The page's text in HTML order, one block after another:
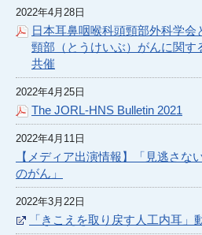
2022年4月28日
日本耳鼻咽喉科頭頸部外科学会
頸部（とうけいぶ）がんに関す
共催
2022年4月25日
The JORL-HNS Bulletin 2021
2022年4月11日
【メディア出演情報】「見逃さな
のがん」
2022年3月22日
「きこえを取り戻す人工内耳」